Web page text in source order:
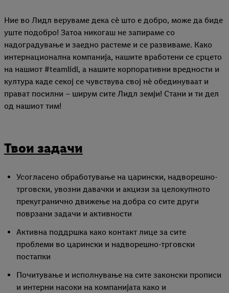
Ние во Лидл веруваме дека сѐ што е добро, може да биде
уште подобро! Затоа никогаш не запираме со
надоградување и заедно растеме и се развиваме. Како
интернационална компанија, нашите вработени се срцето
на нашиот #teamlidl, а нашите корпоративни вредности и
култура каде секој се чувствува свој нѐ обединуваат и
прават посилни – ширум сите Лидл земји! Стани и ти дел
од нашиот тим!
Твои задачи
Усогласено обработување на царински, надворешно-
трговски, увозни давачки и акцизи за целокупното
прекугранично движење на добра со сите други
поврзани задачи и активности
Активна поддршка како контакт лице за сите
проблеми во царински и надворешно-трговски
постапки
Почитување и исполнување на сите законски прописи
и интерни насоки на компанијата како и